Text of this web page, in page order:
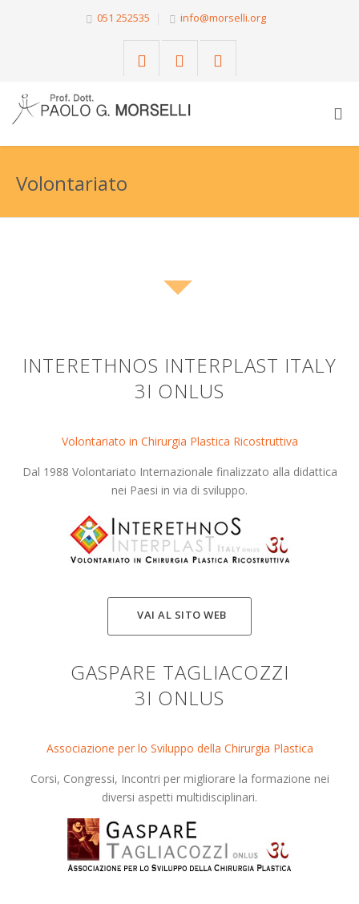
051 252535 info@morselli.org
Volontariato
INTERETHNOS INTERPLAST ITALY
3I ONLUS
Volontariato in Chirurgia Plastica Ricostruttiva
Dal 1988 Volontariato Internazionale finalizzato alla didattica
nei Paesi in via di sviluppo.
VAI AL SITO WEB
GASPARE TAGLIACOZZI
3I ONLUS
Associazione per lo Sviluppo della Chirurgia Plastica
Corsi, Congressi, Incontri per migliorare la formazione nei
diversi aspetti multidisciplinari.